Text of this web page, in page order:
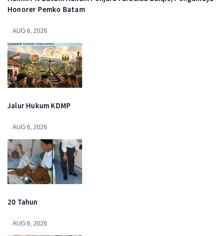
Honorer Pemko Batam
AUG 6, 2026
Jalur Hukum KDMP
AUG 6, 2026
20 Tahun
AUG 6, 2026